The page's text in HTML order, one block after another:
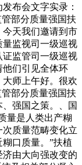
布会文字实录：
部分质量强国扶
天我们邀请到市
监视司一级巡视
证监管司一级巡视
他们引见全体环
师上午好。很欢
部分质量强国扶
强国之策。、国
量是人类出产糊
质量范畴变化立
口质量。”扶植
由大向强改变的